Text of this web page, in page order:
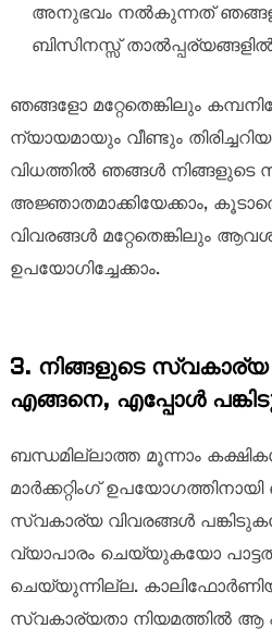
അനുഭവം നൽകുന്നത്
ബിസിനസ്സ്
ഞങ്ങളോ മറ്റേതെങ്കിലും
ന്യായമായും വീണ്ടും
വിധത്തിൽ ഞങ്ങൾ നിങ്ങളുടെ
അജ്ഞാതമാക്കിയേക്കാം,
വിവരങ്ങൾ മറ്റേതെങ്കിലും
ഉപയോഗിച്ചേക്കാം.
3. നിങ്ങളുടെ
എങ്ങനെ, എപ്പോൾ
ബന്ധമില്ലാത്ത മൂന്നാം
മാർക്കറ്റിംഗ്
സ്വകാര്യ വിവരങ്ങൾ
വ്യാപാരം ചെയ്യുകയോ
ചെയ്യുന്നില്ല.
സ്വകാര്യതാ നിയമത്തിൽ ആ